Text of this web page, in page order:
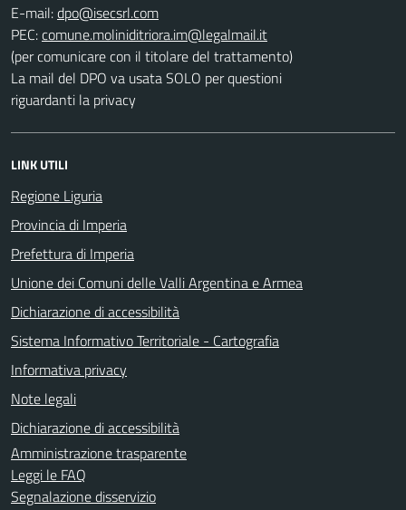
E-mail:
PEC:
(per comunicare con il titolare del trattamento)
La mail del DPO va usata SOLO per questioni
riguardanti la privacy
LINK UTILI
Regione Liguria
Provincia di Imperia
Prefettura di Imperia
Unione dei Comuni delle Valli Argentina e Armea
Dichiarazione di accessibilità
Sistema Informativo Territoriale - Cartografia
Informativa privacy
Note legali
Dichiarazione di accessibilità
Amministrazione trasparente
Leggi le FAQ
Segnalazione disservizio